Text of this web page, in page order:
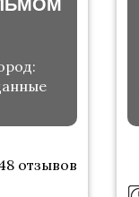
отзывов